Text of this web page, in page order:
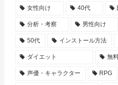
女性向け 40代
分析・考察 男性向け
50代 インストール方法
ダイエット 無
声優・キャラクター RPG